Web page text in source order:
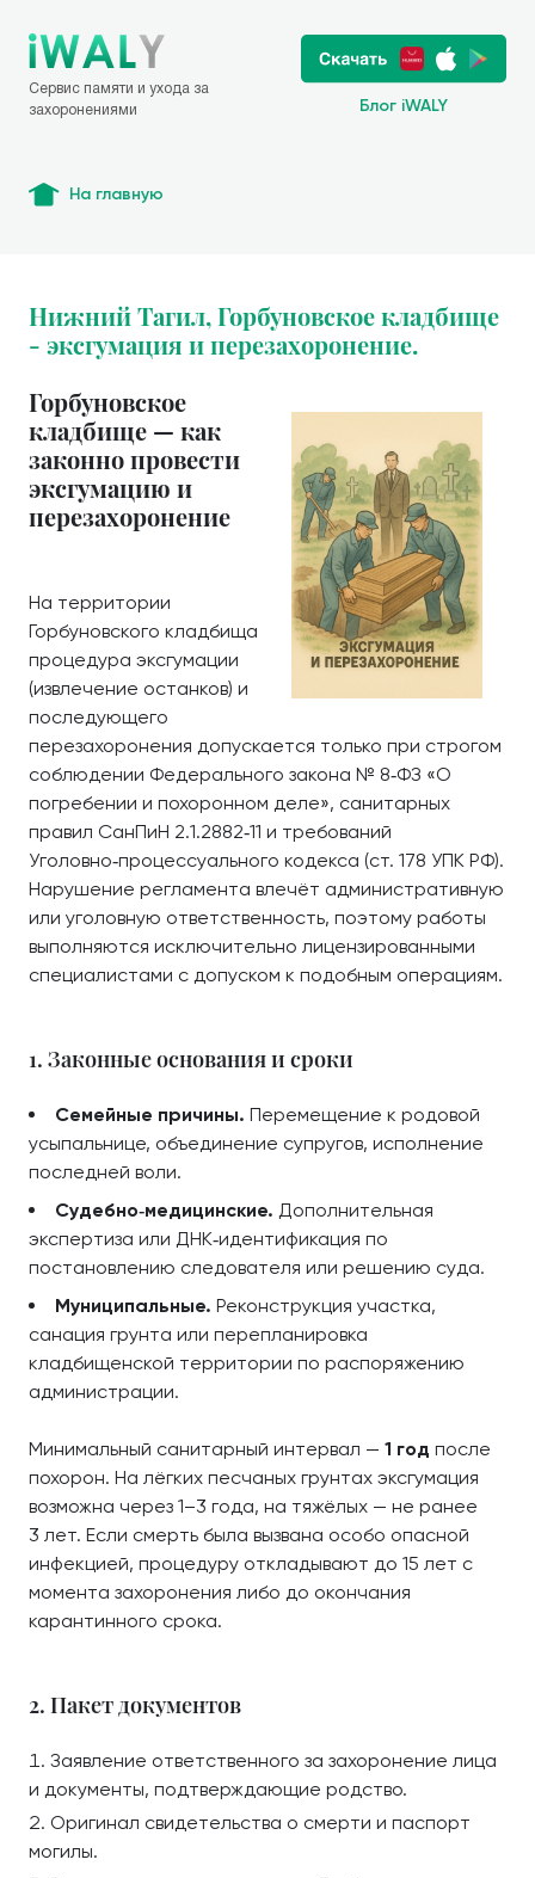
Сервис памяти и ухода за
захоронениями
Блог iWALY
На главную
Нижний Тагил, Горбуновское кладбище
- эксгумация и перезахоронение.
Горбуновское
кладбище — как
законно провести
эксгумацию и
перезахоронение
На территории
Горбуновского кладбища
процедура эксгумации
(извлечение останков) и
последующего
перезахоронения допускается только при строгом
соблюдении Федерального закона № 8‑ФЗ «О
погребении и похоронном деле», санитарных
правил СанПиН 2.1.2882‑11 и требований
Уголовно‑процессуального кодекса (ст. 178 УПК РФ).
Нарушение регламента влечёт административную
или уголовную ответственность, поэтому работы
выполняются исключительно лицензированными
специалистами с допуском к подобным операциям.
1. Законные основания и сроки
Семейные причины. Перемещение к родовой
усыпальнице, объединение супругов, исполнение
последней воли.
Судебно‑медицинские. Дополнительная
экспертиза или ДНК‑идентификация по
постановлению следователя или решению суда.
Муниципальные. Реконструкция участка,
санация грунта или перепланировка
кладбищенской территории по распоряжению
администрации.
Минимальный санитарный интервал — 1 год после
похорон. На лёгких песчаных грунтах эксгумация
возможна через 1–3 года, на тяжёлых — не ранее
3 лет. Если смерть была вызвана особо опасной
инфекцией, процедуру откладывают до 15 лет с
момента захоронения либо до окончания
карантинного срока.
2. Пакет документов
Заявление ответственного за захоронение лица
и документы, подтверждающие родство.
Оригинал свидетельства о смерти и паспорт
могилы.